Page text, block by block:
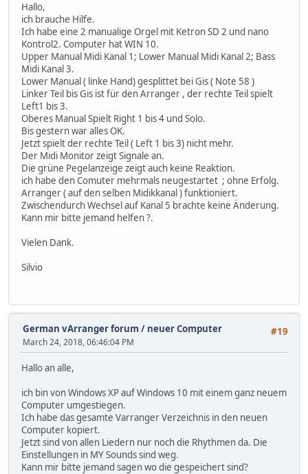
Hallo,
ich brauche Hilfe.
Ich habe eine 2 manualige Orgel mit Ketron SD 2 und nano
Kontrol2. Computer hat WIN 10.
Upper Manual Midi Kanal 1; Lower Manual Midi Kanal 2; Bass
Midi Kanal 3.
Lower Manual ( linke Hand) gesplittet bei Gis ( Note 58 )
Linker Teil bis Gis ist für den Arranger , der rechte Teil spielt
Left1 bis 3.
Oberes Manual Spielt Right 1 bis 4 und Solo.
Bis gestern war alles OK.
Jetzt spielt der rechte Teil ( Left 1 bis 3) nicht mehr.
Der Midi Monitor zeigt Signale an.
Die grüne Pegelanzeige zeigt auch keine Reaktion.
ich habe den Comuter mehrmals neugestartet ; ohne Erfolg.
Arranger ( auf den selben Midikkanal ) funktioniert.
Zwischendurch Wechsel auf Kanal 5 brachte keine Änderung.
Kann mir bitte jemand helfen ?.
Vielen Dank.
Silvio
#19
German vArranger forum / neuer Computer
March 24, 2018, 06:46:04 PM
Hallo an alle,
ich bin von Windows XP auf Windows 10 mit einem ganz neuem
Computer umgestiegen.
Ich habe das gesamte Varranger Verzeichnis in den neuen
Computer kopiert.
Jetzt sind von allen Liedern nur noch die Rhythmen da. Die
Einstellungen in MY Sounds sind weg.
Kann mir bitte jemand sagen wo die gespeichert sind?